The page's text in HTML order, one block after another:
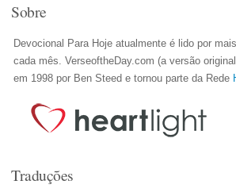
Sobre
Devocional Para Hoje atualmente é lido por
cada mês. VerseoftheDay.com (a versão
em 1998 por Ben Steed e tornou parte da Rede
Traduções